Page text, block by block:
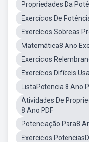
Propriedades Da
Exercícios De
Exercícios Sobreas
Matemática8 Ano
Exercicios
Exercícios Difíceis
ListaPotencia 8 Ano
Atividades De
8 Ano PDF
Potenciação Para8
Exercicios